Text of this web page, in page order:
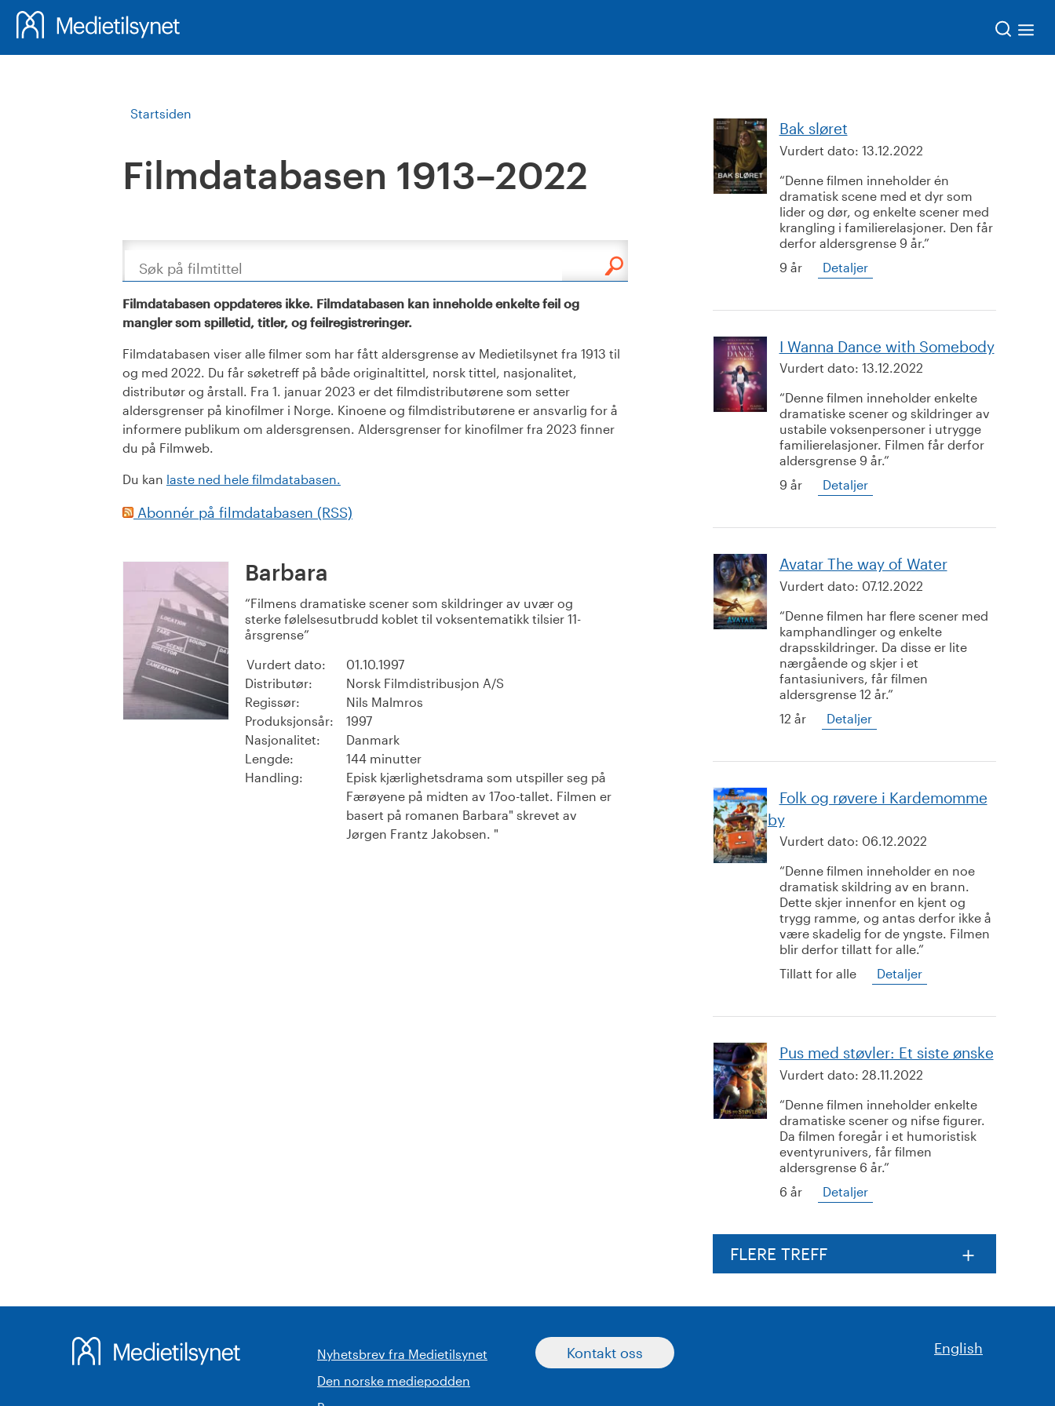
Startsiden
Filmdatabasen 1913–2022
Søk
Filmdatabasen oppdateres ikke. Filmdatabasen kan inneholde enkelte feil og
mangler som spilletid, titler, og feilregistreringer.
Filmdatabasen viser alle filmer som har fått aldersgrense av Medietilsynet fra 1913 til
og med 2022. Du får søketreff på både originaltittel, norsk tittel, nasjonalitet,
distributør og årstall. Fra 1. januar 2023 er det filmdistributørene som setter
aldersgrenser på kinofilmer i Norge. Kinoene og filmdistributørene er ansvarlig for å
informere publikum om aldersgrensen. Aldersgrenser for kinofilmer fra 2023 finner
du på Filmweb.
Du kan laste ned hele filmdatabasen.
Abonnér på filmdatabasen (RSS)
Barbara
Filmens dramatiske scener som skildringer av uvær og
sterke følelsesutbrudd koblet til voksentematikk tilsier 11-
årsgrense
Vurdert dato:
01.10.1997
Distributør:
Norsk Filmdistribusjon A/S
Regissør:
Nils Malmros
Produksjonsår:
1997
Nasjonalitet:
Danmark
Lengde:
144 minutter
Handling:
Episk kjærlighetsdrama som utspiller seg på
Færøyene på midten av 17oo-tallet. Filmen er
basert på romanen Barbara" skrevet av
Jørgen Frantz Jakobsen. "
Bak sløret
Vurdert dato: 13.12.2022
Denne filmen inneholder én
dramatisk scene med et dyr som
lider og dør, og enkelte scener med
krangling i familierelasjoner. Den får
derfor aldersgrense 9 år.
9 år
Detaljer
I Wanna Dance with Somebody
Vurdert dato: 13.12.2022
Denne filmen inneholder enkelte
dramatiske scener og skildringer av
ustabile voksenpersoner i utrygge
familierelasjoner. Filmen får derfor
aldersgrense 9 år.
9 år
Detaljer
Avatar The way of Water
Vurdert dato: 07.12.2022
Denne filmen har flere scener med
kamphandlinger og enkelte
drapsskildringer. Da disse er lite
nærgående og skjer i et
fantasiunivers, får filmen
aldersgrense 12 år.
12 år
Detaljer
Folk og røvere i Kardemomme
by
Vurdert dato: 06.12.2022
Denne filmen inneholder en noe
dramatisk skildring av en brann.
Dette skjer innenfor en kjent og
trygg ramme, og antas derfor ikke å
være skadelig for de yngste. Filmen
blir derfor tillatt for alle.
Tillatt for alle
Detaljer
Pus med støvler: Et siste ønske
Vurdert dato: 28.11.2022
Denne filmen inneholder enkelte
dramatiske scener og nifse figurer.
Da filmen foregår i et humoristisk
eventyrunivers, får filmen
aldersgrense 6 år.
6 år
Detaljer
FLERE TREFF
Nyhetsbrev fra Medietilsynet
Den norske mediepodden
Kontakt oss English